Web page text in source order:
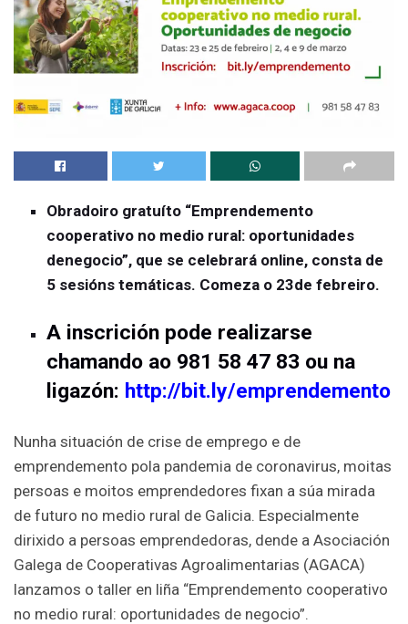
Obradoiro gratuíto “Emprendemento
cooperativo no medio rural: oportunidades
denegocio”, que se celebrará online, consta de
5 sesións temáticas. Comeza o 23de febreiro.
A inscrición pode realizarse
chamando ao 981 58 47 83 ou na
ligazón: http://bit.ly/emprendemento
Nunha situación de crise de emprego e de
emprendemento pola pandemia de coronavirus, moitas
persoas e moitos emprendedores fixan a súa mirada
de futuro no medio rural de Galicia. Especialmente
dirixido a persoas emprendedoras, dende a Asociación
Galega de Cooperativas Agroalimentarias (AGACA)
lanzamos o taller en liña “Emprendemento cooperativo
no medio rural: oportunidades de negocio”.